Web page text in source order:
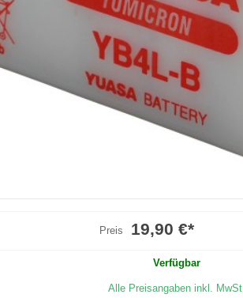
Preis 19,90 €*
Verfügbar
Alle Preisangaben inkl. MwSt.